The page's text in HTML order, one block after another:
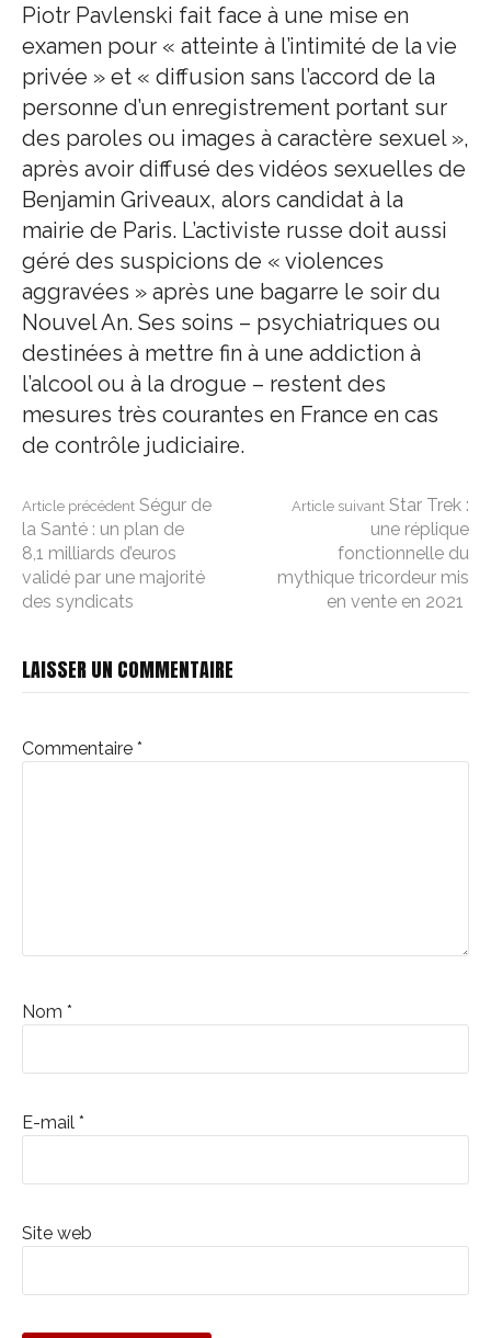
Piotr Pavlenski fait face à une mise en
examen pour « atteinte à l’intimité de la vie
privée » et « diffusion sans l’accord de la
personne d’un enregistrement portant sur
des paroles ou images à caractère sexuel »,
après avoir diffusé des vidéos sexuelles de
Benjamin Griveaux, alors candidat à la
mairie de Paris. L’activiste russe doit aussi
géré des suspicions de « violences
aggravées » après une bagarre le soir du
Nouvel An. Ses soins – psychiatriques ou
destinées à mettre fin à une addiction à
l’alcool ou à la drogue – restent des
mesures très courantes en France en cas
de contrôle judiciaire.
Lire
la
suite
Article précédent Ségur de
la Santé : un plan de
8,1 milliards d’euros
validé par une majorité
des syndicats
Article suivant Star Trek :
une réplique
fonctionnelle du
mythique tricordeur mis
en vente en 2021
LAISSER UN COMMENTAIRE
Commentaire *
Nom *
E-mail *
Site web